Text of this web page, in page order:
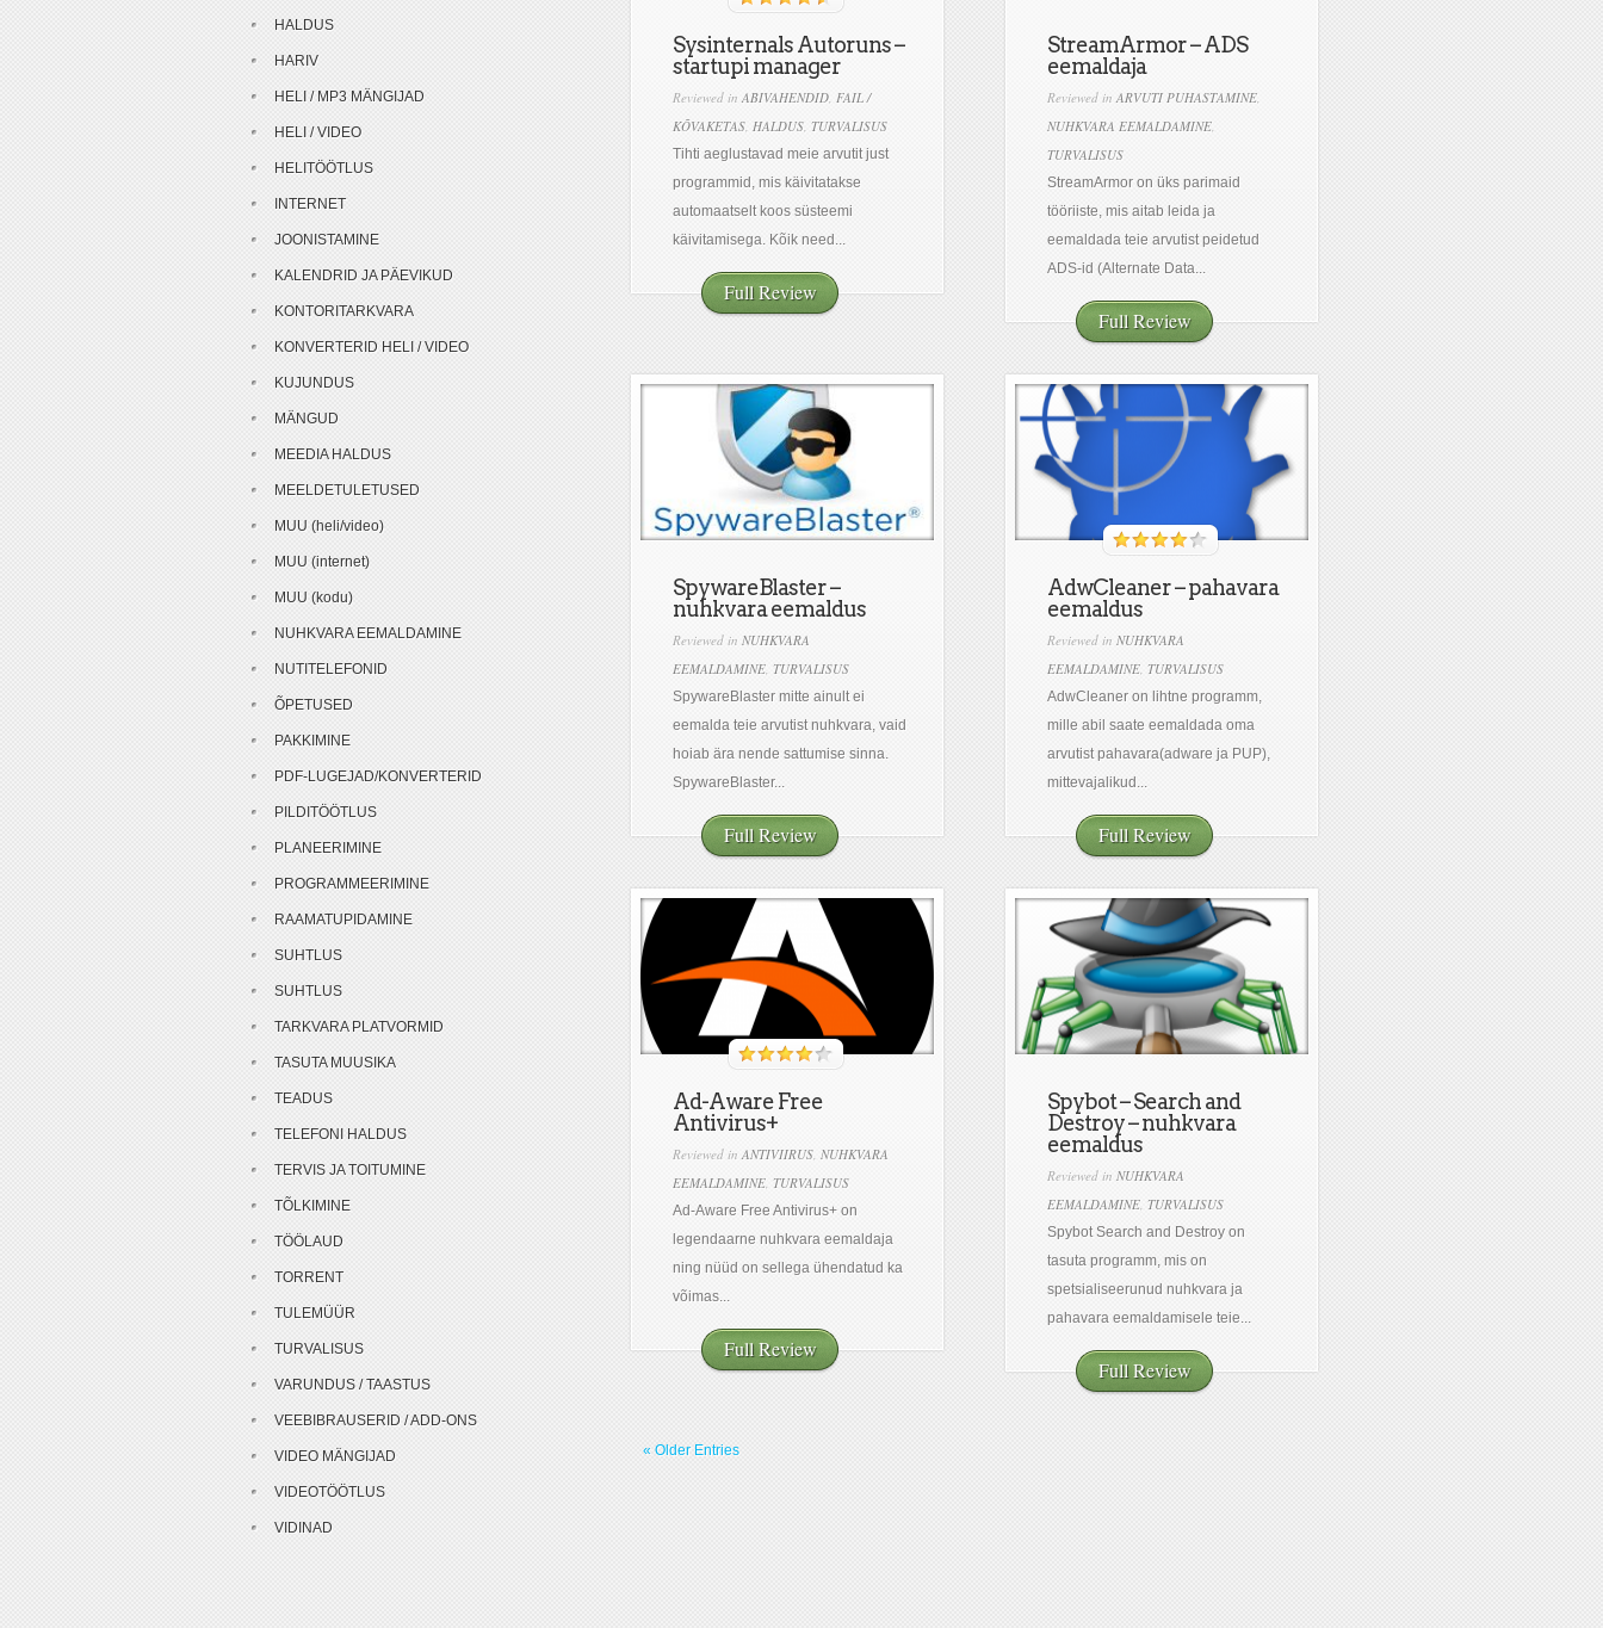
Sysinternals Autoruns –
startupi manager
Reviewed in ABIVAHENDID, FAIL /
KÕVAKETAS, HALDUS, TURVALISUS
Tihti aeglustavad meie arvutit just
programmid, mis käivitatakse
automaatselt koos süsteemi
käivitamisega. Kõik need...
Full Review
StreamArmor – ADS
eemaldaja
Reviewed inARVUTI PUHASTAMINE,
NUHKVARA EEMALDAMINE,
TURVALISUS
StreamArmor on üks parimaid
tööriiste, mis aitab leida ja
eemaldada teie arvutist peidetud
ADS-id (Alternate Data...
Full Review
SpywareBlaster –
nuhkvara eemaldus
Reviewed in NUHKVARA
EEMALDAMINE, TURVALISUS
SpywareBlaster mitte ainult ei
eemalda teie arvutist nuhkvara, vaid
hoiab ära nende sattumise sinna.
SpywareBlaster...
Full Review
AdwCleaner – pahavara
eemaldus
Reviewed in NUHKVARA
EEMALDAMINE, TURVALISUS
AdwCleaner on lihtne programm,
mille abil saate eemaldada oma
arvutist pahavara(adware ja PUP),
mittevajalikud...
Full Review
Ad-Aware Free
Antivirus+
Reviewed inANTIVIIRUS, NUHKVARA
EEMALDAMINE, TURVALISUS
Ad-Aware Free Antivirus+ on
legendaarne nuhkvara eemaldaja
ning nüüd on sellega ühendatud ka
võimas...
Full Review
Spybot – Search and
Destroy – nuhkvara
eemaldus
Reviewed in NUHKVARA
EEMALDAMINE, TURVALISUS
Spybot Search and Destroy on
tasuta programm, mis on
spetsialiseerunud nuhkvara ja
pahavara eemaldamisele teie...
Full Review
« Older Entries
HALDUS
HARIV
HELI / MP3 MÄNGIJAD
HELI / VIDEO
HELITÖÖTLUS
INTERNET
JOONISTAMINE
KALENDRID JA PÄEVIKUD
KONTORITARKVARA
KONVERTERID HELI / VIDEO
KUJUNDUS
MÄNGUD
MEEDIA HALDUS
MEELDETULETUSED
MUU (heli/video)
MUU (internet)
MUU (kodu)
NUHKVARA EEMALDAMINE
NUTITELEFONID
ÕPETUSED
PAKKIMINE
PDF-LUGEJAD/KONVERTERID
PILDITÖÖTLUS
PLANEERIMINE
PROGRAMMEERIMINE
RAAMATUPIDAMINE
SUHTLUS
SUHTLUS
TARKVARA PLATVORMID
TASUTA MUUSIKA
TEADUS
TELEFONI HALDUS
TERVIS JA TOITUMINE
TÕLKIMINE
TÖÖLAUD
TORRENT
TULEMÜÜR
TURVALISUS
VARUNDUS / TAASTUS
VEEBIBRAUSERID / ADD-ONS
VIDEO MÄNGIJAD
VIDEOTÖÖTLUS
VIDINAD